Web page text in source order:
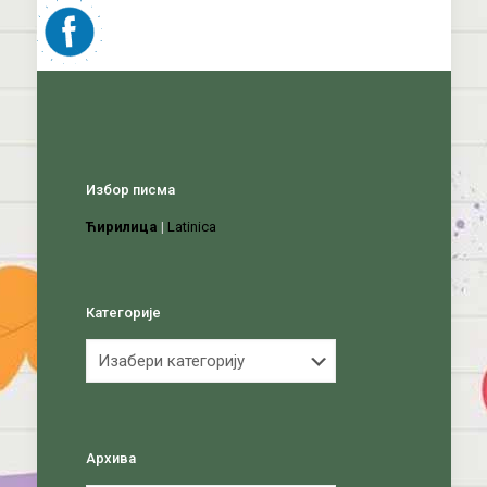
Избор писма
Ћирилица | Latinica
Категорије
Архива